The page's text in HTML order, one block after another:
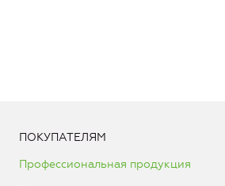
ПОКУПАТЕЛЯМ
Профессиональная продукция